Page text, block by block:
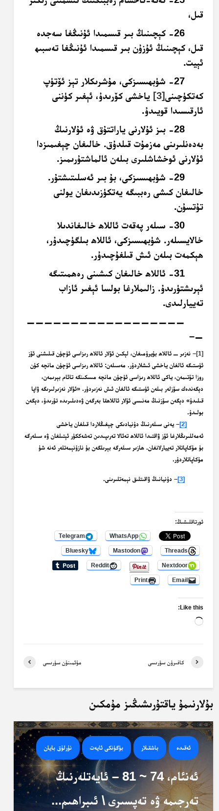
قىل،
26- كېچىنىڭ بىر قىسمىدا ئۇنىڭغا سەجدە
قىل، كېچىنىڭ ئۇزۇن بىر قىسمىدا ئۇنىڭغا تەسبىھ
ئېيت.
27- شۈبھىسىزكى، مۇشرىكلار تېز ئۆتۈپ
كەتكۈچىنى[3] ياخشى كۆرىدۇ، ئېغىر كۈننى
ئارقىسىدا قويىدۇ.
28- بىز ئۇلارنى ياراتتۇق ۋە ئۇلارنىڭ
بەدەنلىرىنى مەزمۇت قىلدۇق. خالىغان چېغىمىزدا
ئۇلارنى ئوخشاشلىرى بىلەن ئالماشتۇرىمىز.
29- شۈبھىسىزكى، بۇ بىر ئەسلىتىشتۇر.
خالىغان كىشى رەببىگە يەتكۈزىدىغان يولنى
تۇتسۇن.
30- سىلەر پەقەت ئاللاھ خالىغاندىلا
خالايسىلەر. شۈبھىسىزكى، ئاللاھ بىلگۈچىدۇر،
ھېكمەت بىلەن ئىش قىلغۇچىدۇر.
31- ئاللاھ خالىغان كىشىنى رەھمىتىگە
ئېرىشتۈرىدۇ. زالىملارغا بولسا ئېغىر ئازاب
تەييارلىدى.
——————————————————
—–
[1]– نەزىر ـــ ئاللاھ بۇيرۇمىغان، لېكىن ئۇلار ئاللاھ رىزاسى ئۈچۈن قىلىشنى ئۆز
ئۈستىگە ئالغان ياخشى ئىشلاردۇر. مەسىلەن: ئاللاھ رىزاسى ئۈچۈن مانچە كۈن
روزا تۇتىمەن، ياكى ئاللاھ رىزاسى ئۈچۈن مانچە مىسكىنگە تائام بېرىمەن،
دېگەندەك سۆزلەر بىلەن ئۈستىگە ئالغان ئىش نەزىردۇر. «ئۇلار نەزىرلىرىگە ۋاپا
قىلىدۇ» دېگەن سۆزنىڭ مەنىسى ئۇلار ئاللاھقا بەرگەن ۋەدىلىرىدە تۇرىدۇ، دېگەن
بولىدۇ.
[2]– يەنى سىلەرنىڭ دۇنيادىكى چېغىڭلاردا قىلغان ياخشى
ئەمەللىرىڭلارغا ئۆز ۋاقتىدا ئاللاھ تەئالا تەرىپىدىن تەشەككۈر ئېتىلغان ۋە سىلەرگە
بۇ مۇكاپاتلار تەييارلانغان. ھازىر سىلەرگە بېرىلگەن بۇ نازۇنېمەتلەر ئەنە شۇ
مۇكاپاتلاردۇر.
[3]– دۇنيانىڭ ۋاقىتلىق نېمەتلىرىنى.
ئورتاقلىشىڭ:
WhatsApp
Telegram
Threads
Mastodon
Bluesky
Nextdoor
Reddit
Email
Print
Like this:
Loading…
مۇئمىنۇن سۈرىسى كافىرۇن سۈرىسى
بۇلارنىمۇ ياقتۇرىشىڭىز مۇمكىن
ئەقىدە باشقىلار بۈگۈنكى ئايەت نۇرلۇق بايان
ئەنئام، 74 ~ 81 – ئايەتلەرنىڭ
تەرجىمە ۋە تەپسىرى \ ئىبراھىم...